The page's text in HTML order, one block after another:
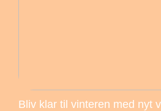
Bliv klar til vinteren med nyt